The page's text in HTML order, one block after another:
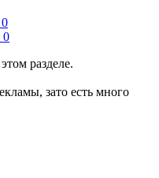
0
0
разделе.
зато есть много